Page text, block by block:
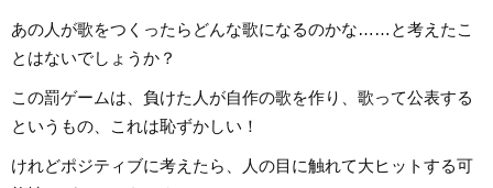
あの人が歌をつくったらどんな歌になるのかな……と考えたこ
とはないでしょうか？
この罰ゲームは、負けた人が自作の歌を作り、歌って公表する
というもの、これは恥ずかしい！
けれどポジティブに考えたら、人の目に触れて大ヒットする可